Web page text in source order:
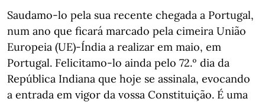
Saudamo-lo pela sua recente chegada a Portugal,
num ano que ficará marcado pela cimeira União
Europeia (UE)-Índia a realizar em maio, em
Portugal. Felicitamo-lo ainda pelo 72.º dia da
República Indiana que hoje se assinala, evocando
a entrada em vigor da vossa Constituição. É uma